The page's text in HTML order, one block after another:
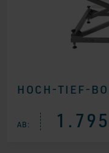
HOCH-TIEF-
AB: